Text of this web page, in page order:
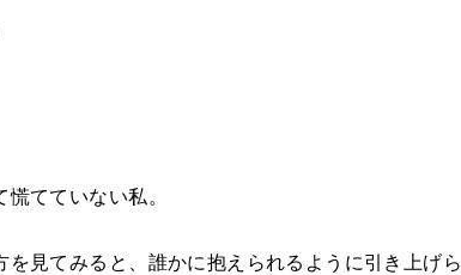
てていない私。
見てみると、誰かに抱えられるように引き上げら